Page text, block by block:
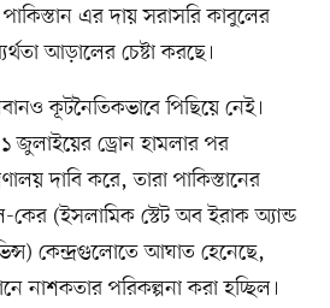
এর দায় সরাসরি কাবুলের
আড়ালের চেষ্টা করছে।
কূটনৈতিকভাবে পিছিয়ে নেই।
জুলাইয়ের ড্রোন হামলার পর
দাবি করে, তারা পাকিস্তানের
(ইসলামিক স্টেট অব ইরাক অ্যান্ড
কেন্দ্রগুলোতে আঘাত হেনেছে,
নাশকতার পরিকল্পনা করা হচ্ছিল।